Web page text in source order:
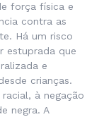
força física e
contra as
Há um risco
estuprada que
e
crianças.
à negação
negra. A